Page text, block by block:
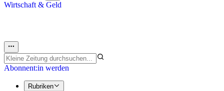
Wirtschaft & Geld
Abonnent:in werden
Rubriken